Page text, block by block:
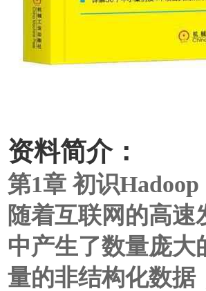
资料简介：
第1章 初识Hadoop
随着互联网的高
中产生了数量庞大
量的非结构化数据